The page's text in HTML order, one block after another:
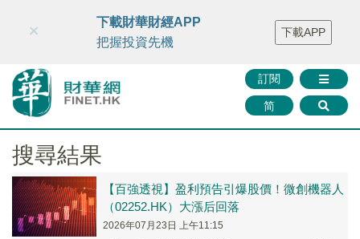
財華智庫網 FINTV FINMETA 財華證券 媒體矩陣
智庫沙龍
聯絡我們
訂閱
简
×
下載財華財經APP
把握投資先機
下載APP
搜尋結果
【百強透視】盈利預告引爆股價！微創機器人
（02252.HK）大漲后回落
2026年07月23日 上午11:15